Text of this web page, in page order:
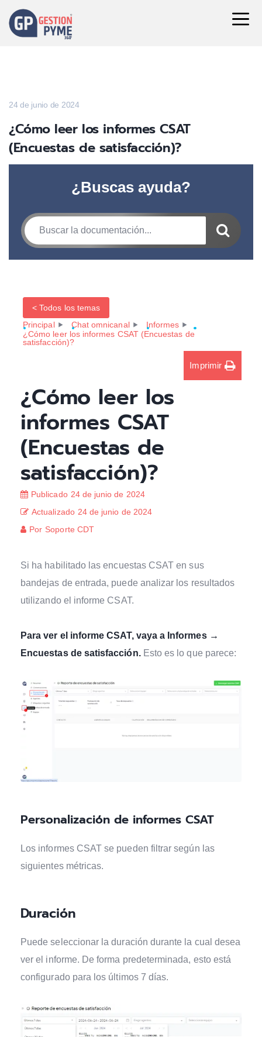
24 de junio de 2024
¿Cómo leer los informes CSAT
(Encuestas de satisfacción)?
¿Buscas ayuda?
< Todos los temas
Principal
Chat omnicanal
Informes
¿Cómo leer los informes CSAT (Encuestas de
satisfacción)?
Imprimir
¿Cómo leer los
informes CSAT
(Encuestas de
satisfacción)?
Publicado 24 de junio de 2024
Actualizado 24 de junio de 2024
Por Soporte CDT
Si ha habilitado las encuestas CSAT en sus
bandejas de entrada, puede analizar los resultados
utilizando el informe CSAT.
Para ver el informe CSAT, vaya a Informes →
Encuestas de satisfacción.Esto es lo que parece:
Personalización de informes CSAT
Los informes CSAT se pueden filtrar según las
siguientes métricas.
Duración
Puede seleccionar la duración durante la cual desea
ver el informe. De forma predeterminada, esto está
configurado para los últimos 7 días.